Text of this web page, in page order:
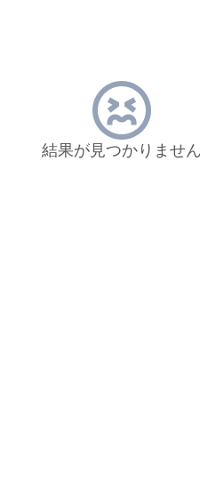
結果が見つかりません